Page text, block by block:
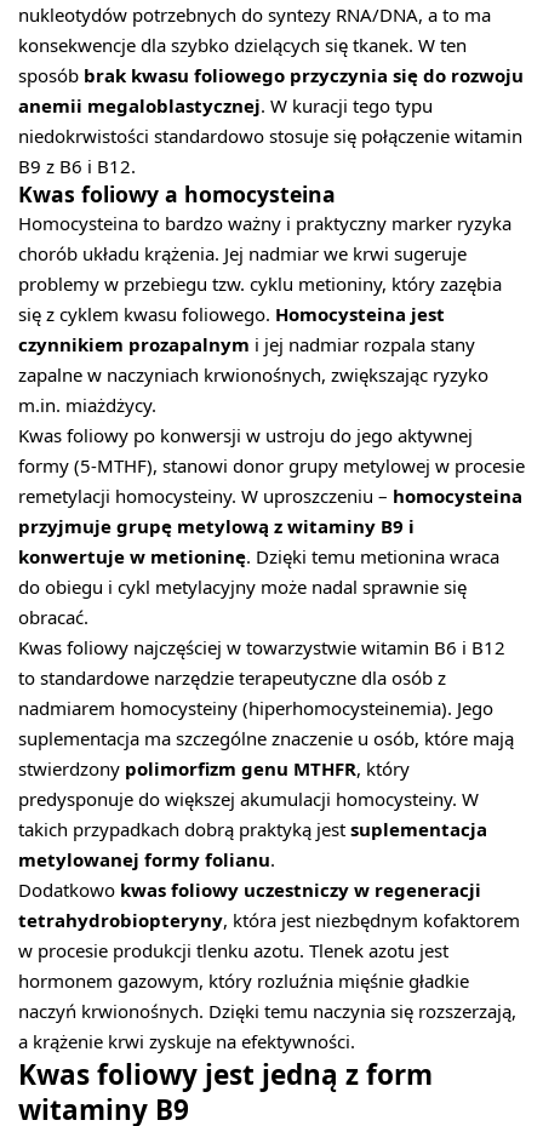
nukleotydów potrzebnych do syntezy RNA/DNA, a to ma
konsekwencje dla szybko dzielących się tkanek. W ten
sposób brak kwasu foliowego przyczynia się do rozwoju
anemii megaloblastycznej. W kuracji tego typu
niedokrwistości standardowo stosuje się połączenie witamin
B9 z B6 i B12.
Kwas foliowy a homocysteina
Homocysteina to bardzo ważny i praktyczny marker ryzyka
chorób układu krążenia. Jej nadmiar we krwi sugeruje
problemy w przebiegu tzw. cyklu metioniny, który zazębia
się z cyklem kwasu foliowego. Homocysteina jest
czynnikiem prozapalnym i jej nadmiar rozpala stany
zapalne w naczyniach krwionośnych, zwiększając ryzyko
m.in. miażdżycy.
Kwas foliowy po konwersji w ustroju do jego aktywnej
formy (5-MTHF), stanowi donor grupy metylowej w procesie
remetylacji homocysteiny. W uproszczeniu – homocysteina
przyjmuje grupę metylową z witaminy B9 i
konwertuje w metioninę. Dzięki temu metionina wraca
do obiegu i cykl metylacyjny może nadal sprawnie się
obracać.
Kwas foliowy najczęściej w towarzystwie witamin B6 i B12
to standardowe narzędzie terapeutyczne dla osób z
nadmiarem homocysteiny (hiperhomocysteinemia). Jego
suplementacja ma szczególne znaczenie u osób, które mają
stwierdzony polimorfizm genu MTHFR, który
predysponuje do większej akumulacji homocysteiny. W
takich przypadkach dobrą praktyką jest suplementacja
metylowanej formy folianu.
Dodatkowo kwas foliowy uczestniczy w regeneracji
tetrahydrobiopteryny, która jest niezbędnym kofaktorem
w procesie produkcji tlenku azotu. Tlenek azotu jest
hormonem gazowym, który rozluźnia mięśnie gładkie
naczyń krwionośnych. Dzięki temu naczynia się rozszerzają,
a krążenie krwi zyskuje na efektywności.
Kwas foliowy jest jedną z form
witaminy B9